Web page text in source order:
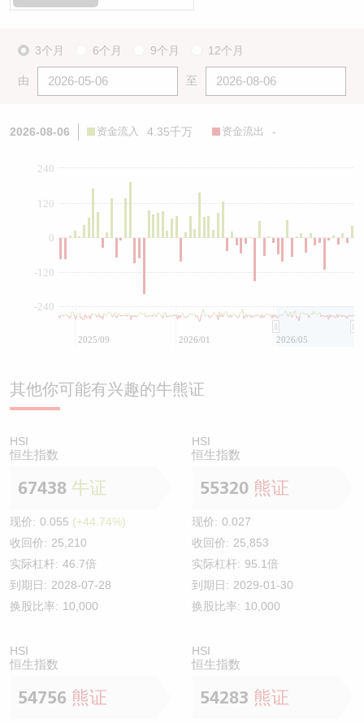
3个月 6个月 9个月 12个月
由 至
2026-08-06 资金流入 4.35千万 资金流出 -
0
-240
-120
120
240
2025/09 2026/01 2026/05
其他你可能有兴趣的牛熊证
HSI
恒生指数
67438 牛证
现价: 0.055 (+44.74%)
收回价: 25,210
实际杠杆: 46.7倍
到期日: 2028-07-28
换股比率: 10,000
HSI
恒生指数
55320 熊证
现价: 0.027
收回价: 25,853
实际杠杆: 95.1倍
到期日: 2029-01-30
换股比率: 10,000
HSI
恒生指数
54756 熊证
HSI
恒生指数
54283 熊证